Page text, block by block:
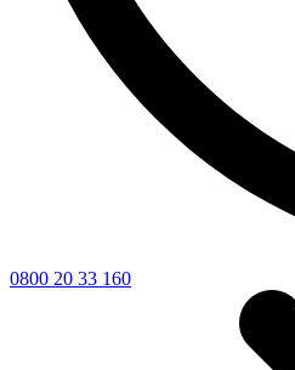
0800 20 33 160